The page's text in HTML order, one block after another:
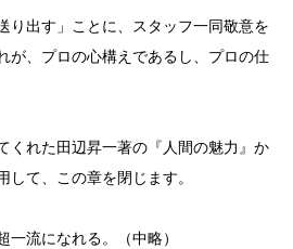
り出す」ことに、スタッフ一同敬意を
が、プロの心構えであるし、プロの仕
くれた田辺昇一著の『人間の魅力』か
して、この章を閉じます。
一流になれる。（中略）